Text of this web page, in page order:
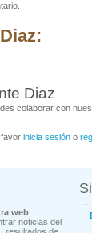
Diaz
colaborar con
inicia sesión o
web
noticias del